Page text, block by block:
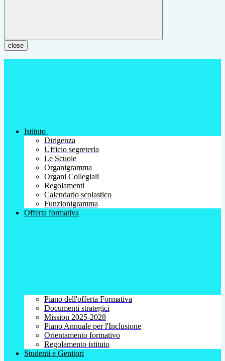
close
Istituto
Dirigenza
Ufficio segreteria
Le Scuole
Organigramma
Organi Collegiali
Regolamenti
Calendario scolastico
Funzionigramma
Offerta formativa
Piano dell'offerta Formativa
Documenti strategici
Mission 2025-2028
Piano Annuale per l'Inclusione
Orientamento formativo
Regolamento istituto
Studenti e Genitori